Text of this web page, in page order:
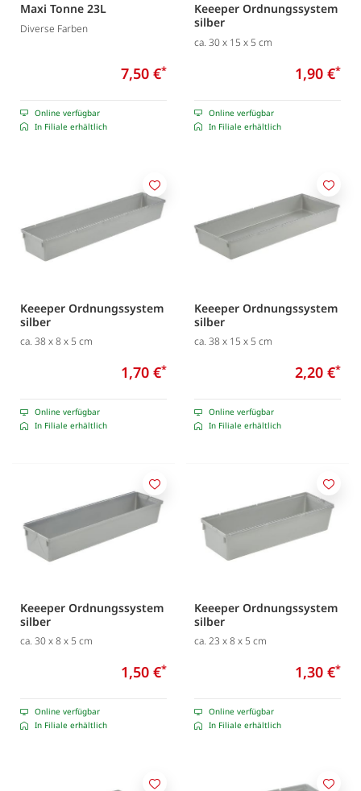
Maxi Tonne 23L
Diverse Farben
7,50 €*
Online verfügbar
In Filiale erhältlich
Keeeper Ordnungssystem
silber
ca. 30 x 15 x 5 cm
1,90 €*
Online verfügbar
In Filiale erhältlich
Keeeper Ordnungssystem
silber
ca. 38 x 8 x 5 cm
1,70 €*
Online verfügbar
In Filiale erhältlich
Merken
Keeeper Ordnungssystem
silber
ca. 38 x 15 x 5 cm
2,20 €*
Online verfügbar
In Filiale erhältlich
Keeeper Ordnungssystem
silber
ca. 30 x 8 x 5 cm
1,50 €*
Online verfügbar
In Filiale erhältlich
Merken
Keeeper Ordnungssystem
silber
ca. 23 x 8 x 5 cm
1,30 €*
Online verfügbar
In Filiale erhältlich